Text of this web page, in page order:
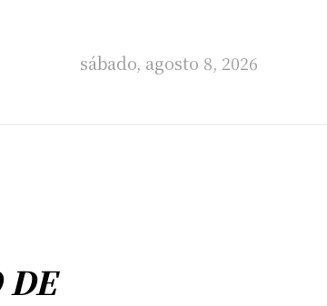
sábado, agosto 8, 2026
DE